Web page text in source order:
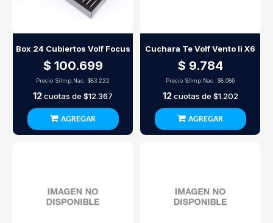
Box 24 Cubiertos Volf Focus
$ 100.699
Precio S/Imp.Nac. $83.222
12cuotas de $12.367
AGREGAR
Cuchara Te Volf Vento Ii X6
$ 9.784
Precio S/Imp.Nac. $8.086
12cuotas de $1.202
AGREGAR